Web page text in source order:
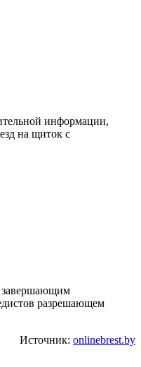
информации,
на щиток с
завершающим
разрешающем
Источник: onlinebrest.by